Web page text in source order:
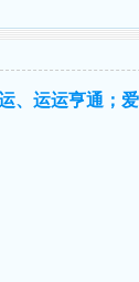
运运亨通；